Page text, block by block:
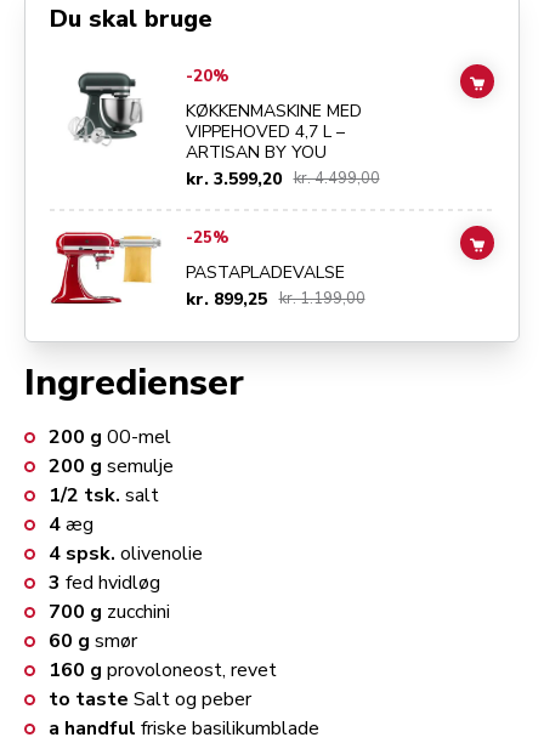
Ingredienser
200 g 00-mel
200 g semulje
1/2 tsk. salt
4æg
4 spsk. olivenolie
3 fed hvidløg
700 g zucchini
60 g smør
160 g provoloneost, revet
to taste Salt og peber
a handful friske basilikumblade
Du skal bruge
Go toKØKKENMASKINE MED VIPPEHOVED 4,7 L – ARTISAN BY YOU
-20%
KØKKENMASKINE MED
VIPPEHOVED 4,7 L –
ARTISAN BY YOU
kr. 3.599,20 kr. 4.499,00
ADD
Go toPASTAPLADEVALSE
-25%
PASTAPLADEVALSE
kr. 899,25 kr. 1.199,00
ADD